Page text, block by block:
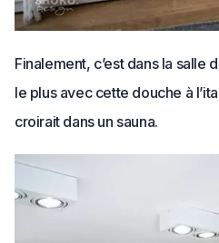
Finalement, c’est dans la salle
le plus avec cette douche à
croirait dans un sauna.